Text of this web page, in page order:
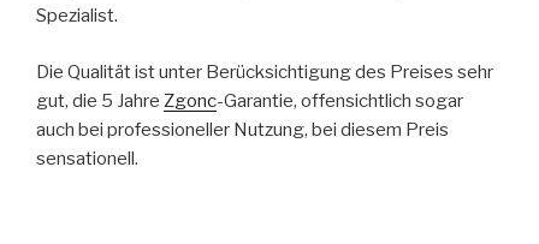
Spezialist.
Die Qualität ist unter Berücksichtigung des Preises sehr
gut, die 5 Jahre Zgonc-Garantie, offensichtlich sogar
auch bei professioneller Nutzung, bei diesem Preis
sensationell.